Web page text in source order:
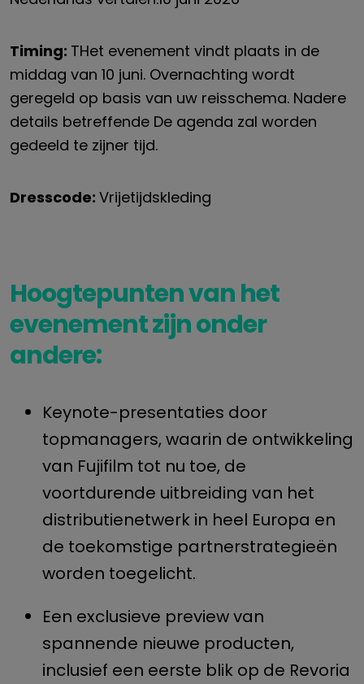
Timing: THet evenement vindt plaats in de
middag van 10 juni. Overnachting wordt
geregeld op basis van uw reisschema. Nadere
details betreffende De agenda zal worden
gedeeld te zijner tijd.
Dresscode: Vrijetijdskleding
Hoogtepunten van het
evenement zijn onder
andere:
Keynote-presentaties door
topmanagers, waarin de ontwikkeling
van Fujifilm tot nu toe, de
voortdurende uitbreiding van het
distributienetwerk in heel Europa en
de toekomstige partnerstrategieën
worden toegelicht.
Een exclusieve preview van
spannende nieuwe producten,
inclusief een eerste blik op de Revoria